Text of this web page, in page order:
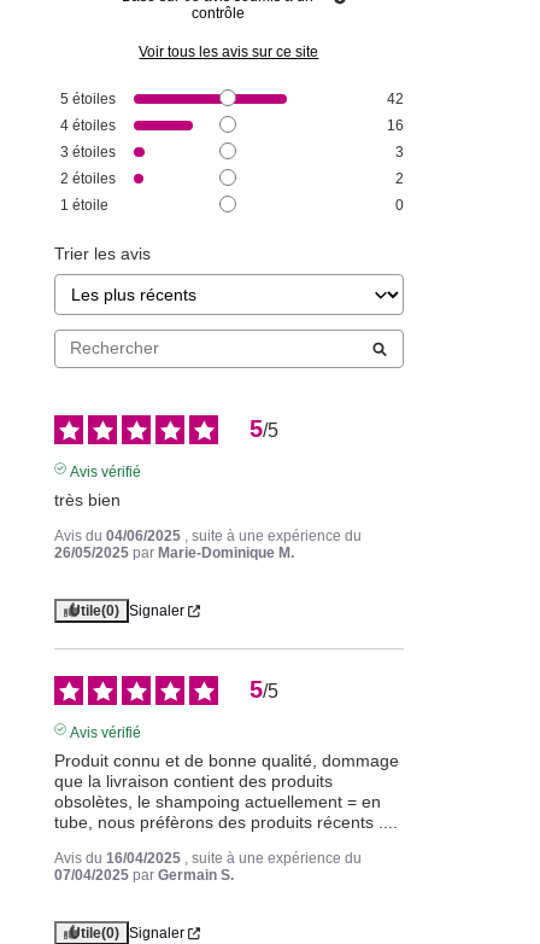
contrôle
Voir tous les avis sur ce site
5 étoiles
42
4 étoiles
16
3 étoiles
3
2 étoiles
2
1 étoile 0
Trier les avis
5/5
Avis vérifié
très bien
Avis du 04/06/2025 , suite à une expérience du
26/05/2025 par Marie-Dominique M.
Utile(0) Signaler
5/5
Avis vérifié
Produit connu et de bonne qualité, dommage
que la livraison contient des produits
obsolètes, le shampoing actuellement = en
tube, nous préfèrons des produits récents ....
Avis du 16/04/2025 , suite à une expérience du
07/04/2025 par Germain S.
Utile(0) Signaler